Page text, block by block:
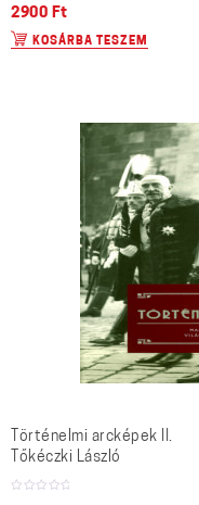
2900 Ft
KOSÁRBA TESZEM
Történelmi arcképek II.
Tőkéczki László